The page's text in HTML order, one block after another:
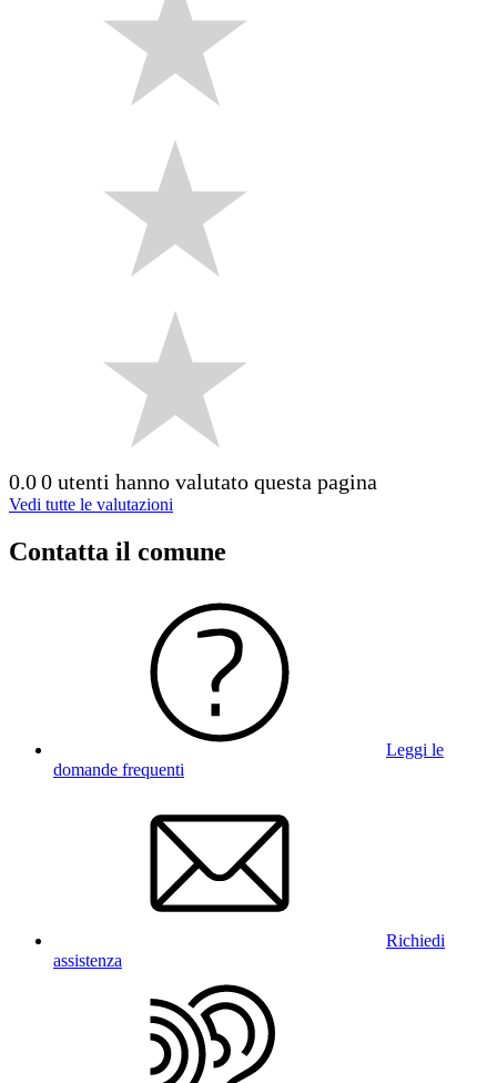
0.00 utenti hanno valutato questa pagina
Vedi tutte le valutazioni
Contatta il comune
Leggi le
domande frequenti
Richiedi
assistenza